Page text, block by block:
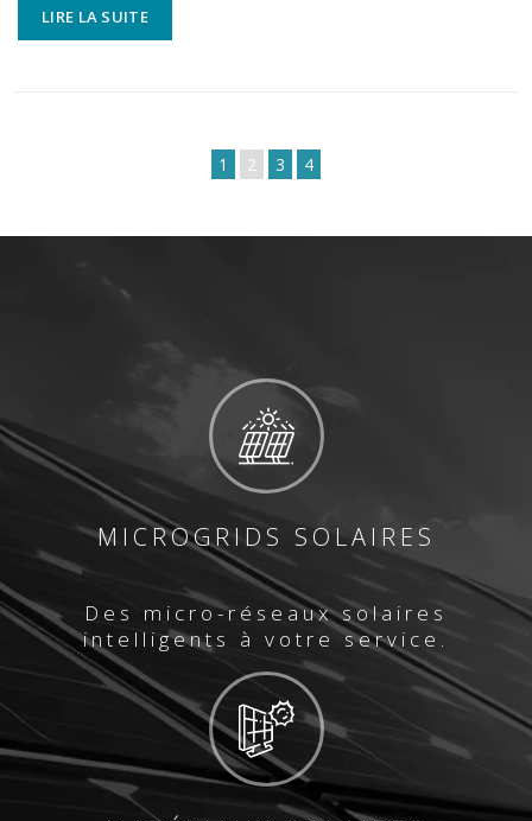
LIRE LA SUITE
1 2 3 4
MICROGRIDS SOLAIRES
Des micro-réseaux solaires
intelligents à votre service.